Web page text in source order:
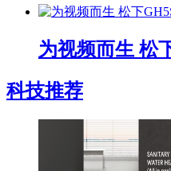
为视频而生 松
科技推荐